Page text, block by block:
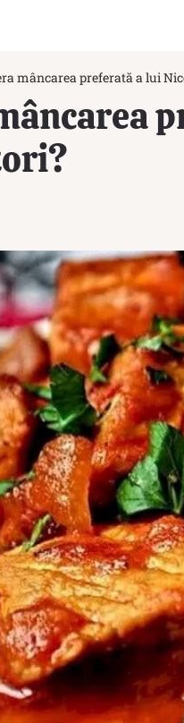
mâncarea preferată a lui